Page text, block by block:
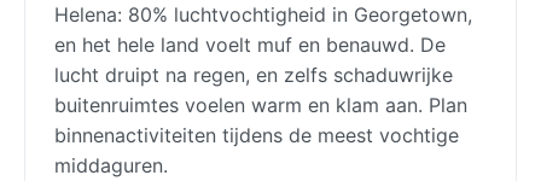
Helena: 80% luchtvochtigheid in Georgetown,
en het hele land voelt muf en benauwd. De
lucht druipt na regen, en zelfs schaduwrijke
buitenruimtes voelen warm en klam aan. Plan
binnenactiviteiten tijdens de meest vochtige
middaguren.